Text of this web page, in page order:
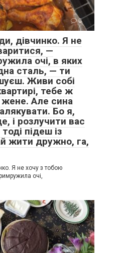
0
дівчинко. Я не
—
очі, в яких
сталь, — ти
Живи собі
тебе ж
жене. Але сина
Бо я,
і розлучити вас
підеш із
жити дружно, га,
Я не хочу з тобою
очі,